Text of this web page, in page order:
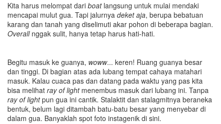
Kita harus melompat dari boatlangsung untuk mulai mendaki
mencapai mulut gua. Tapi jalurnya deket aja, berupa bebatuan
karang dan tanah yang diselimuti akar pohon di beberapa bagian.
Overallnggak sulit, hanya tetap harus hati-hati.
Begitu masuk ke guanya, woww... keren! Ruang guanya besar
dan tinggi. Di bagian atas ada lubang tempat cahaya matahari
masuk. Kalau cuaca pas dan datang pada waktu yang pas kita
bisa melihat ray of lightmenembus masuk dari lubang ini. Tanpa
ray of lightpun gua ini cantik. Stalaktit dan stalagmitnya beraneka
bentuk, belum lagi ditambah batu-batu besar yang menyebar di
dalam gua. Banyaklah spot foto instagenik di sini.